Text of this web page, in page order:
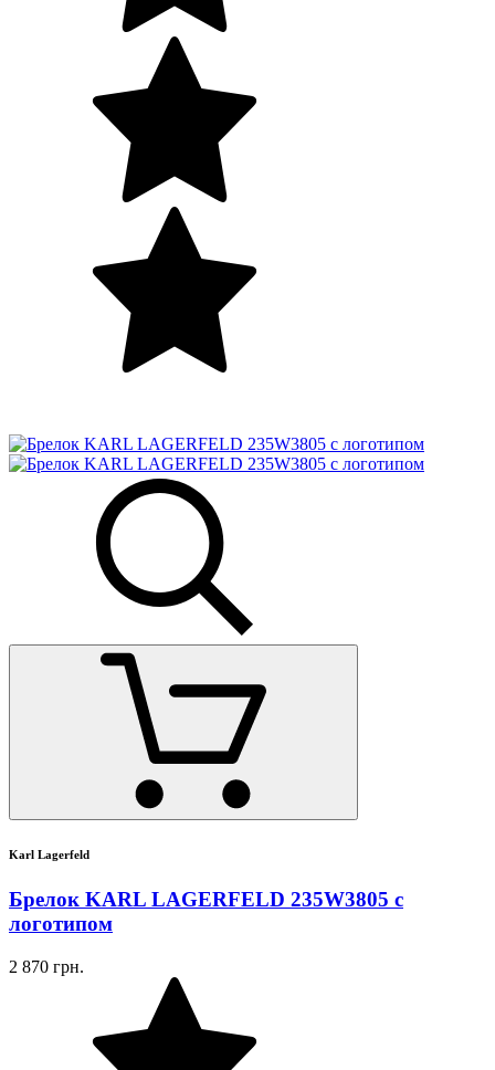
Karl Lagerfeld
Брелок KARL LAGERFELD 235W3805 с
логотипом
2 870 грн.